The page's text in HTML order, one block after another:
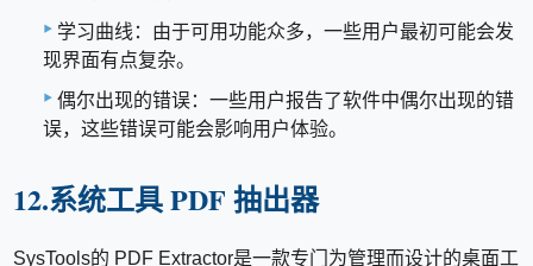
学习曲线：由于可用功能众多，一些用户最初可能会发
现界面有点复杂。
偶尔出现的错误：一些用户报告了软件中偶尔出现的错
误，这些错误可能会影响用户体验。
12.系统工具 PDF 抽出器
SysTools的 PDF Extractor是一款专门为管理而设计的桌面工